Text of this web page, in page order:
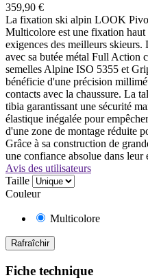
359,90 €
La fixation ski alpin LOOK
Multicolore est une fixation
exigences des meilleurs
avec sa butée métal Full Action
semelles Alpine ISO 5355 et
bénéficie d'une précision
contacts avec la chaussure. La
tibia garantissant une sécurité
élastique inégalée pour
d'une zone de montage réduite
Grâce à sa construction de
une confiance absolue dans leur
Avis des utilisateurs
Taille
Couleur
Multicolore
Fiche technique